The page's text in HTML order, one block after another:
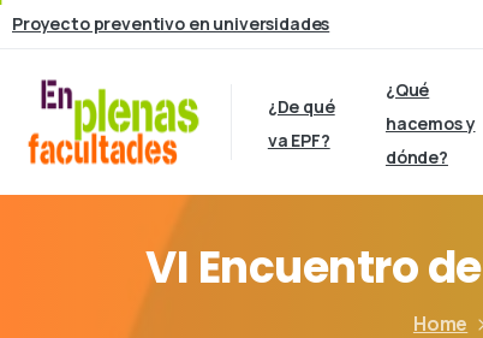
Proyecto preventivo en universidades
¿De qué
va EPF?
¿Qué
hacemos y
dónde?
VI Encuentrode
Home